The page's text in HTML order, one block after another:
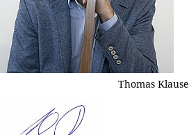
Thomas